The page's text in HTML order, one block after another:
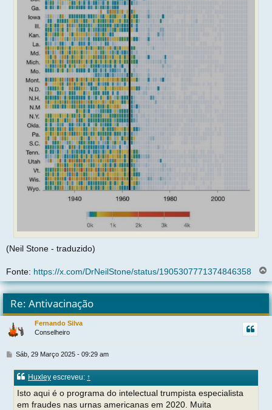
(Neil Stone - traduzido)
Fonte: https://x.com/DrNeilStone/status/1905307771374846358
o
t
Re: Antivacinação
Fernando Silva
Conselheiro
M
n
Sáb, 29 Março 2025 - 09:29 am
Huxley escreveu: ↑
Isto aqui é o programa do intelectual trumpista especialista
em fraudes nas urnas americanas em 2020. Muita